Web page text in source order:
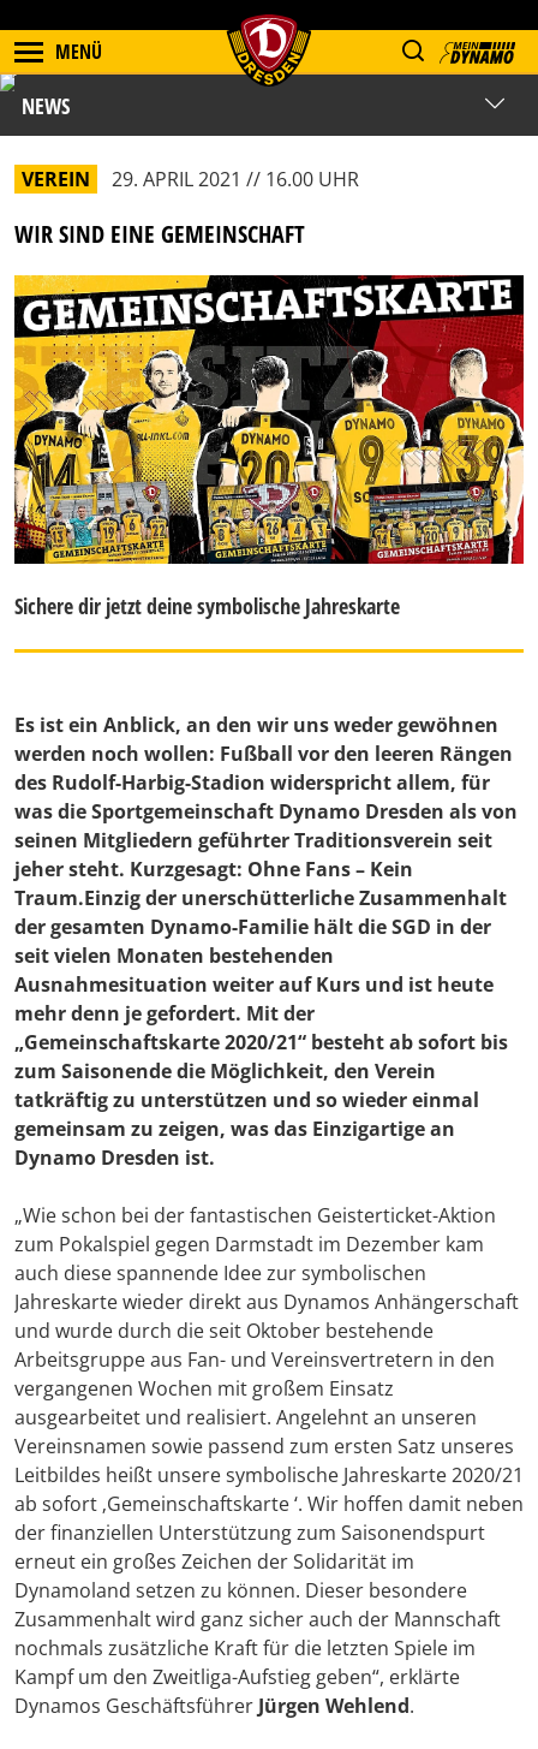
MENÜ
NEWS
VEREIN 29. APRIL 2021 // 16.00 UHR
WIR SIND EINE GEMEINSCHAFT
Sichere dir jetzt deine symbolische Jahreskarte
Es ist ein Anblick, an den wir uns weder gewöhnen
werden noch wollen: Fußball vor den leeren Rängen
des Rudolf-Harbig-Stadion widerspricht allem, für
was die Sportgemeinschaft Dynamo Dresden als von
seinen Mitgliedern geführter Traditionsverein seit
jeher steht. Kurzgesagt: Ohne Fans – Kein
Traum.Einzig der unerschütterliche Zusammenhalt
der gesamten Dynamo-Familie hält die SGD in der
seit vielen Monaten bestehenden
Ausnahmesituation weiter auf Kurs und ist heute
mehr denn je gefordert. Mit der
„Gemeinschaftskarte 2020/21“ besteht ab sofort bis
zum Saisonende die Möglichkeit, den Verein
tatkräftig zu unterstützen und so wieder einmal
gemeinsam zu zeigen, was das Einzigartige an
Dynamo Dresden ist.
„Wie schon bei der fantastischen Geisterticket-Aktion
zum Pokalspiel gegen Darmstadt im Dezember kam
auch diese spannende Idee zur symbolischen
Jahreskarte wieder direkt aus Dynamos Anhängerschaft
und wurde durch die seit Oktober bestehende
Arbeitsgruppe aus Fan- und Vereinsvertretern in den
vergangenen Wochen mit großem Einsatz
ausgearbeitet und realisiert. Angelehnt an unseren
Vereinsnamen sowie passend zum ersten Satz unseres
Leitbildes heißt unsere symbolische Jahreskarte 2020/21
ab sofort ‚Gemeinschaftskarte ‘. Wir hoffen damit neben
der finanziellen Unterstützung zum Saisonendspurt
erneut ein großes Zeichen der Solidarität im
Dynamoland setzen zu können. Dieser besondere
Zusammenhalt wird ganz sicher auch der Mannschaft
nochmals zusätzliche Kraft für die letzten Spiele im
Kampf um den Zweitliga-Aufstieg geben“, erklärte
Dynamos Geschäftsführer Jürgen Wehlend.